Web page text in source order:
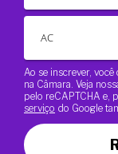
Ao se inscrever,
na Câmara. Veja
pelo reCAPTCHA e,
serviço do Google